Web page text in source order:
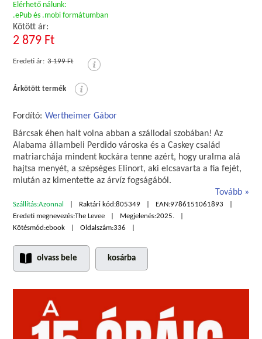
Elérhető nálunk:
.ePub és .mobi formátumban
Kötött ár:
2 879 Ft
Eredeti ár: 3 199 Ft
Árkötött termék
Fordító: Wertheimer Gábor
Bárcsak éhen halt volna abban a szállodai szobában! Az
Alabama állambeli Perdido városka és a Caskey család
matriarchája mindent kockára tenne azért, hogy uralma alá
hajtsa menyét, a szépséges Elinort, aki elcsavarta a fia fejét,
miután az kimentette az árvíz fogságából.
Tovább
Szállítás:Azonnal Raktári kód:805349 EAN:9786151061893
Eredeti megnevezés:The Levee Megjelenés:2025.
Kötésmód:ebook Oldalszám:336
olvass bele kosárba